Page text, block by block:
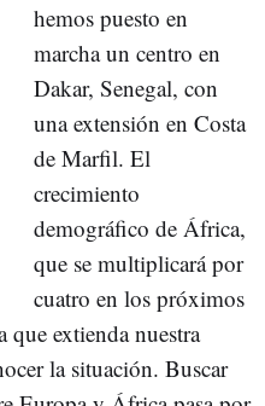
hemos puesto en
marcha un centro en
Dakar, Senegal, con
una extensión en Costa
de Marfil. El
crecimiento
demográfico de África,
que se multiplicará por
cuatro en los próximos
que extienda nuestra
la situación. Buscar